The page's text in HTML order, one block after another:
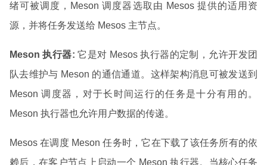
绪可被调度，Meson 调度器选取由 Mesos 提供的适用资
源，并将任务发送给 Mesos 主节点。
Meson 执行器: 它是对 Mesos 执行器的定制，允许开发团
队去维护与 Meson 的通信通道。这样架构消息可被发送到
Meson 调度器，对于长时间运行的任务是十分有用的。
Meson 执行器也允许用户数据的传递。
Mesos 在调度 Meson 任务时，它在下载了该任务所有的依
赖后，在客户节点上启动一个 Meson 执行器。当核心任务